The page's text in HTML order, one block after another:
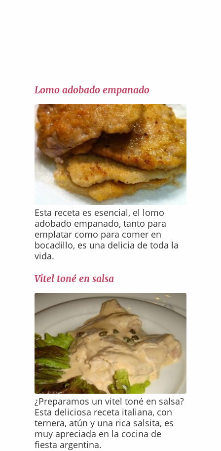
Lomo adobado empanado
Esta receta es esencial, el lomo
adobado empanado, tanto para
emplatar como para comer en
bocadillo, es una delicia de toda la
vida.
Vitel toné en salsa
¿Preparamos un vitel toné en salsa?
Esta deliciosa receta italiana, con
ternera, atún y una rica salsita, es
muy apreciada en la cocina de
fiesta argentina.